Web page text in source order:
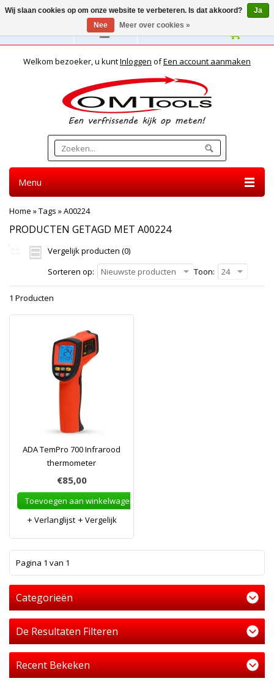
Nederlands
Welkom bezoeker, u kuntInloggen ofEen account aanmaken
Menu
Home »Tags »A00224
PRODUCTEN GETAGD MET A00224
Vergelijk producten (0)
Sorteren op:
Nieuwste producten Toon: 24
1 Producten
ADA TemPro 700 Infrarood
thermometer
€85,00
Toevoegen aan winkelwagen
Verlanglijst
Vergelijk
Pagina 1 van 1
Categorieën
De Resultaten Filteren
Recent Bekeken
Wij slaan cookies op om onze website te verbeteren. Is dat akkoord?
Ja
Nee
Meer over cookies »